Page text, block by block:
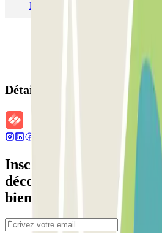
Parking Aéroport Barcelone Parking
Détails de la réservation
Inscrivez-vous à notre
découvrez des
bien d'autres surprises.